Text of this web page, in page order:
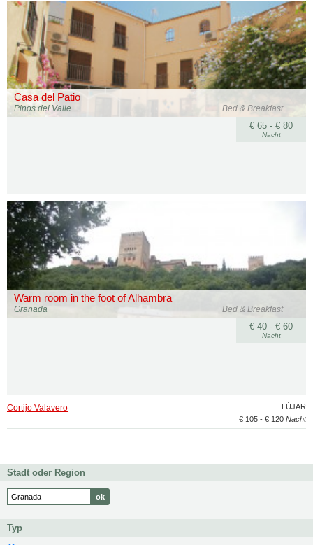
Casa del Patio
Bed & Breakfast
Pinos del Valle
€ 65 - € 80
Nacht
Warm room in the foot of Alhambra
Bed & Breakfast
Granada
€ 40 - € 60
Nacht
LÚJAR
Cortijo Valavero
€ 105 - € 120 Nacht
Stadt oder Region
Typ